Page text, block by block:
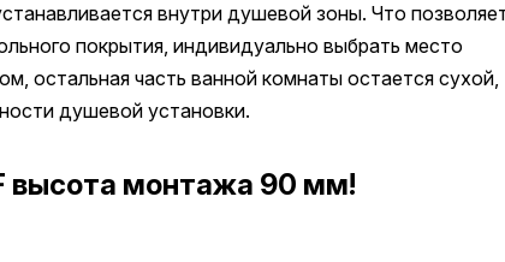
внутри душевой зоны. Что
покрытия, индивидуально выбрать место
остальная часть ванной комнаты остается сухой,
душевой установки.
высота монтажа 90 мм!